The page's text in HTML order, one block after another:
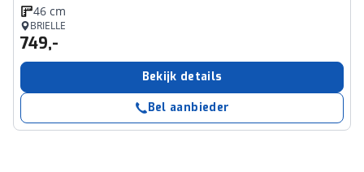
46 cm
BRIELLE
749,-
Bekijk details
Bel aanbieder